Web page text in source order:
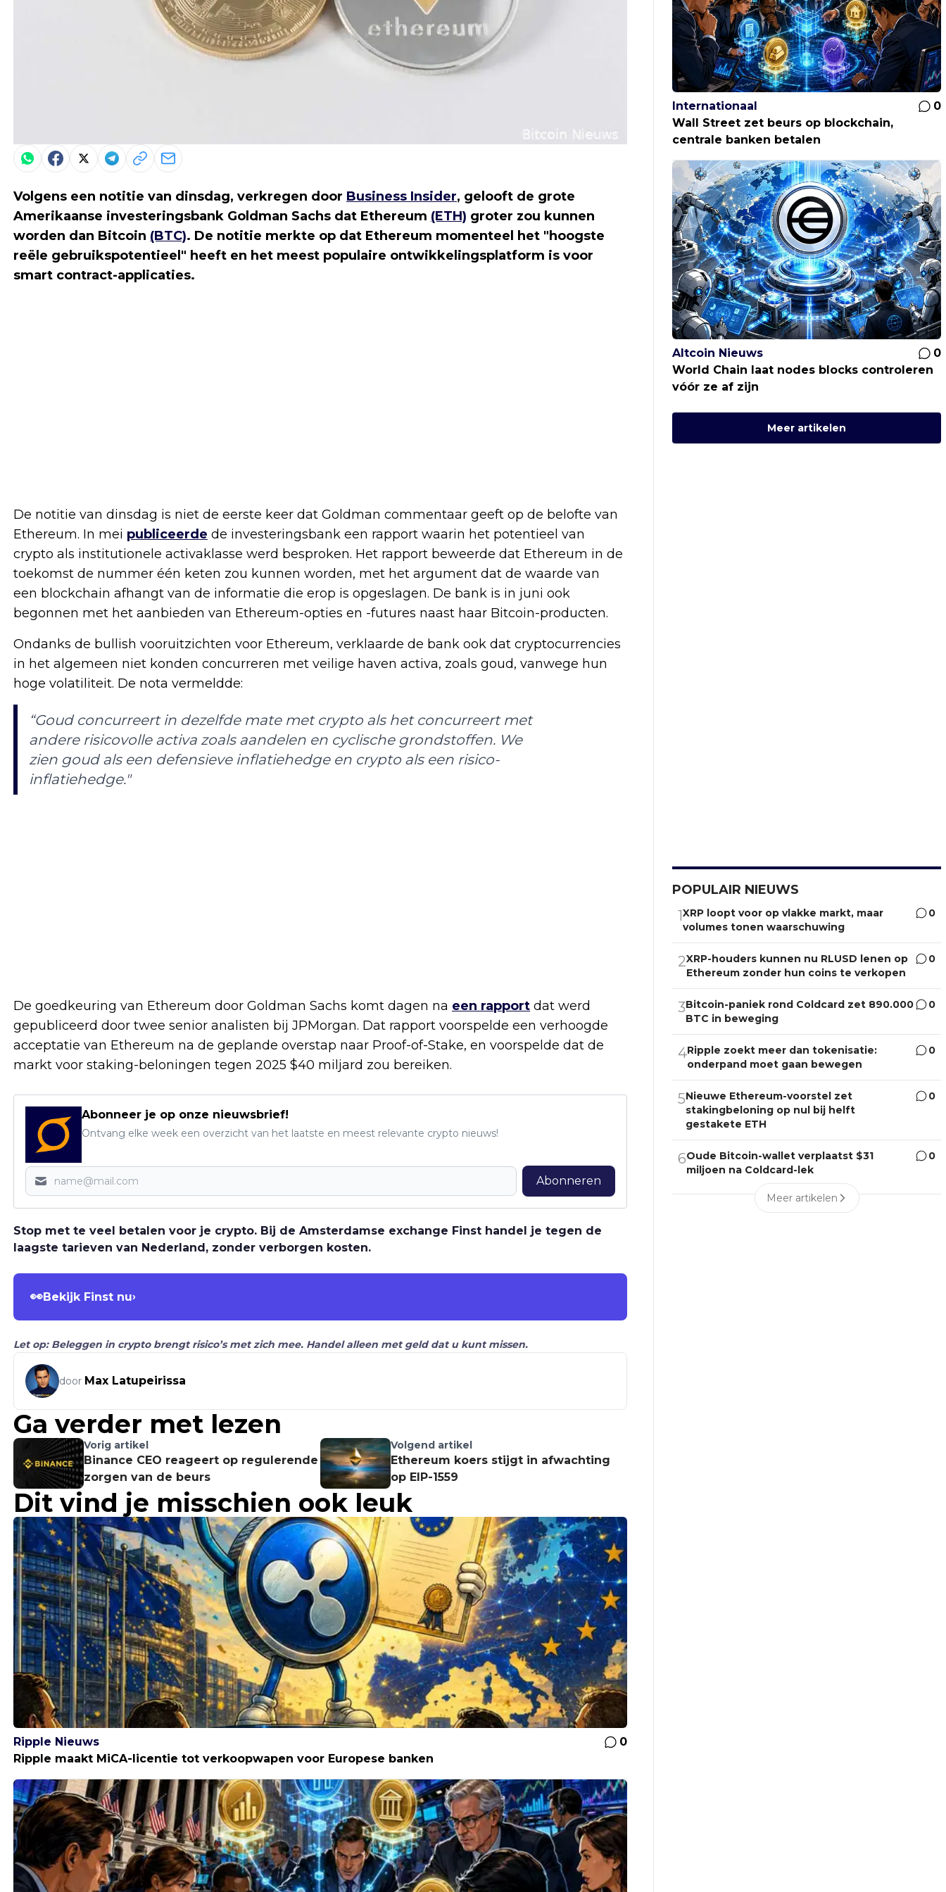
Volgens een notitie van dinsdag, verkregen door Business Insider, gelooft de grote
Amerikaanse investeringsbank Goldman Sachs dat Ethereum (ETH) groter zou kunnen
worden dan Bitcoin (BTC). De notitie merkte op dat Ethereum momenteel het "hoogste
reële gebruikspotentieel" heeft en het meest populaire ontwikkelingsplatform is voor
smart contract-applicaties.
De notitie van dinsdag is niet de eerste keer dat Goldman commentaar geeft op de belofte van
Ethereum. In mei publiceerde de investeringsbank een rapport waarin het potentieel van
crypto als institutionele activaklasse werd besproken. Het rapport beweerde dat Ethereum in de
toekomst de nummer één keten zou kunnen worden, met het argument dat de waarde van
een blockchain afhangt van de informatie die erop is opgeslagen. De bank is in juni ook
begonnen met het aanbieden van Ethereum-opties en -futures naast haar Bitcoin-producten.
Ondanks de bullish vooruitzichten voor Ethereum, verklaarde de bank ook dat cryptocurrencies
in het algemeen niet konden concurreren met veilige haven activa, zoals goud, vanwege hun
hoge volatiliteit. De nota vermeldde:
“Goud concurreert in dezelfde mate met crypto als het concurreert met
andere risicovolle activa zoals aandelen en cyclische grondstoffen. We
zien goud als een defensieve inflatiehedge en crypto als een risico-
inflatiehedge."
De goedkeuring van Ethereum door Goldman Sachs komt dagen na een rapport dat werd
gepubliceerd door twee senior analisten bij JPMorgan. Dat rapport voorspelde een verhoogde
acceptatie van Ethereum na de geplande overstap naar Proof-of-Stake, en voorspelde dat de
markt voor staking-beloningen tegen 2025 $40 miljard zou bereiken.
Abonneer je op onze nieuwsbrief!
Ontvang elke week een overzicht van het laatste en meest relevante crypto nieuws!
Abonneren
Stop met te veel betalen voor je crypto. Bij de Amsterdamse exchange Finst handel je tegen de
laagste tarieven van Nederland, zonder verborgen kosten.
👀Bekijk Finst nu›
Let op: Beleggen in crypto brengt risico’s met zich mee. Handel alleen met geld dat u kunt missen.
door Max Latupeirissa
Ga verder met lezen
Vorig artikel
Binance CEO reageert op regulerende
zorgen van de beurs
Volgend artikel
Ethereum koers stijgt in afwachting
op EIP-1559
Dit vind je misschien ook leuk
Ripple Nieuws
0
Ripple maakt MiCA-licentie tot verkoopwapen voor Europese banken
Internationaal
0
Wall Street zet beurs op blockchain,
centrale banken betalen
Altcoin Nieuws
0
World Chain laat nodes blocks controleren
vóór ze af zijn
Meer artikelen
POPULAIR NIEUWS
1XRP loopt voor op vlakke markt, maar
volumes tonen waarschuwing
0
2XRP-houders kunnen nu RLUSD lenen op
Ethereum zonder hun coins te verkopen
0
3Bitcoin-paniek rond Coldcard zet 890.000
BTC in beweging
0
4Ripple zoekt meer dan tokenisatie:
onderpand moet gaan bewegen
0
5Nieuwe Ethereum-voorstel zet
stakingbeloning op nul bij helft
gestakete ETH
0
6Oude Bitcoin-wallet verplaatst $31
miljoen na Coldcard-lek
0
Meer artikelen